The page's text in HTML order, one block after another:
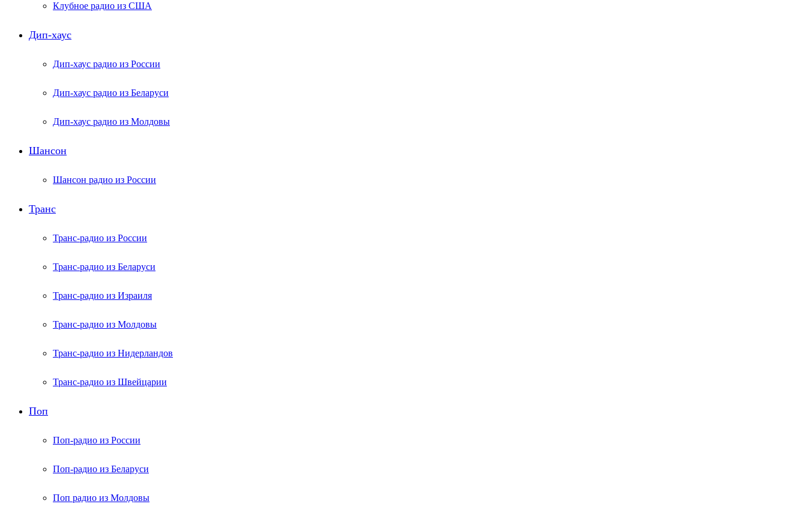
Клубное радио из США
Дип-хаус
Дип-хаус радио из России
Дип-хаус радио из Беларуси
Дип-хаус радио из Молдовы
Шансон
Шансон радио из России
Транс
Транс-радио из России
Транс-радио из Беларуси
Транс-радио из Израиля
Транс-радио из Молдовы
Транс-радио из Нидерландов
Транс-радио из Швейцарии
Поп
Поп-радио из России
Поп-радио из Беларуси
Поп радио из Молдовы